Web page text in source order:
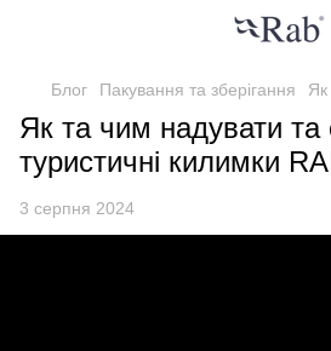
Блог Пакування та зберігання Як
Як та чим надувати та
туристичні килимки
3 серпня 2024